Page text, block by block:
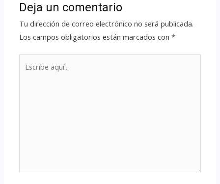
Deja un comentario
Tu dirección de correo electrónico no será publicada.
Los campos obligatorios están marcados con*